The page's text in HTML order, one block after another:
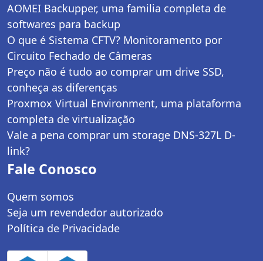
AOMEI Backupper, uma familia completa de
softwares para backup
O que é Sistema CFTV? Monitoramento por
Circuito Fechado de Câmeras
Preço não é tudo ao comprar um drive SSD,
conheça as diferenças
Proxmox Virtual Environment, uma plataforma
completa de virtualização
Vale a pena comprar um storage DNS-327L D-
link?
Fale Conosco
Quem somos
Seja um revendedor autorizado
Política de Privacidade